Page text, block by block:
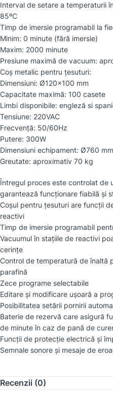
Interval de setare a temperaturii
85ºC
Timp de imersie programabil la
Minim: 0 minute (fără imersie)
Maxim: 2000 minute
Presiune maximă de vacuum:
Coș metalic pentru țesuturi:
Dimensiuni: Ø120×100 mm
Capacitate maximă: 100 casete
Limbi disponibile: engleză si
Tensiune: 220VAC
Frecvență: 50/60Hz
Putere: 300W
Dimensiuni echipament: Ø760
Greutate: aproximativ 70 kg
Întregul proces este controlat de
garantează funcționare fiabilă și
Coșul pentru țesuturi are funcții
reactivi
Timp de imersie programabil
Vacuumul în stațiile de reactivi
cerințe
Control de temperatură de înaltă
parafină
Zece programe selectabile
Editare și modificare ușoară a
Posibilitatea setării pornirii
Baterie de rezervă care asigură
de minute în caz de pană de
Funcții de protecție electrică și
Semnale sonore și mesaje de
Recenzii (0)